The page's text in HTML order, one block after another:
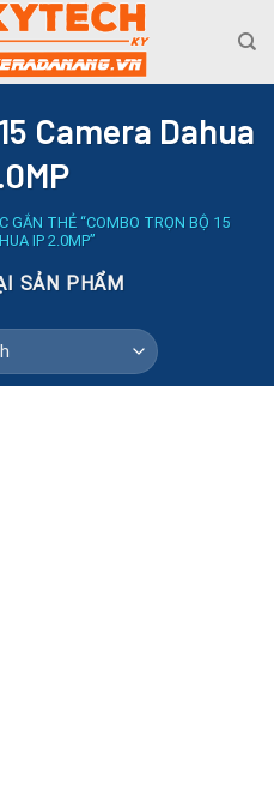
Camera Dahua
GẮN THẺ “COMBO TRỌN BỘ 15
IP 2.0MP”
SẢN PHẨM